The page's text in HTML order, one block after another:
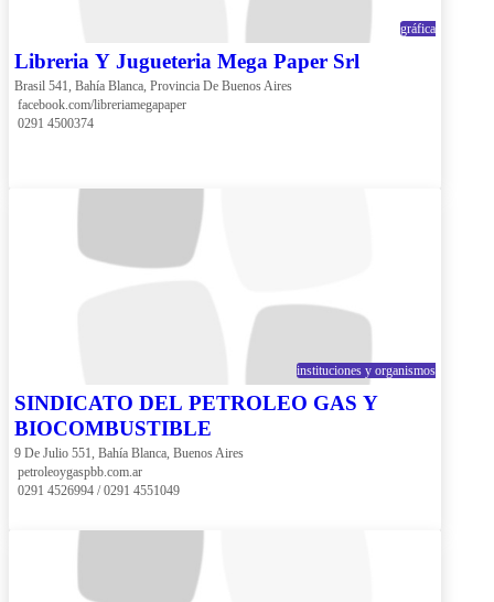
gráfica
Libreria Y Jugueteria Mega Paper Srl
Brasil 541, Bahía Blanca, Provincia De Buenos Aires
facebook.com/libreriamegapaper
0291 4500374
instituciones y organismos
SINDICATO DEL PETROLEO GAS Y
BIOCOMBUSTIBLE
9 De Julio 551, Bahía Blanca, Buenos Aires
petroleoygaspbb.com.ar
0291 4526994 / 0291 4551049